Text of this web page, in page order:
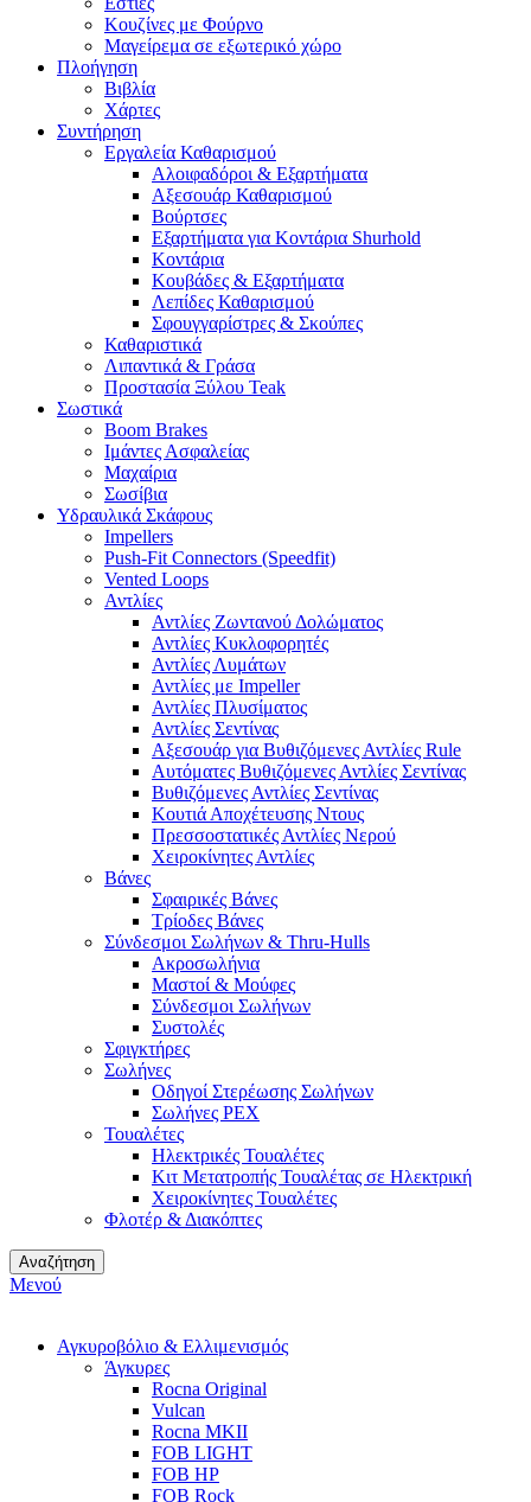
Κουζίνες με Φούρνο
Μαγείρεμα σε εξωτερικό χώρο
Πλοήγηση
Βιβλία
Χάρτες
Συντήρηση
Εργαλεία Καθαρισμού
Αλοιφαδόροι & Εξαρτήματα
Αξεσουάρ Καθαρισμού
Βούρτσες
Εξαρτήματα για Κοντάρια Shurhold
Κοντάρια
Κουβάδες & Εξαρτήματα
Λεπίδες Καθαρισμού
Σφουγγαρίστρες & Σκούπες
Καθαριστικά
Λιπαντικά & Γράσα
Προστασία Ξύλου Teak
Σωστικά
Boom Brakes
Ιμάντες Ασφαλείας
Μαχαίρια
Σωσίβια
Υδραυλικά Σκάφους
Impellers
Push-Fit Connectors (Speedfit)
Vented Loops
Αντλίες
Αντλίες Ζωντανού Δολώματος
Αντλίες Κυκλοφορητές
Αντλίες Λυμάτων
Αντλίες με Impeller
Αντλίες Πλυσίματος
Αντλίες Σεντίνας
Αξεσουάρ για Βυθιζόμενες Αντλίες Rule
Αυτόματες Βυθιζόμενες Αντλίες Σεντίνας
Βυθιζόμενες Αντλίες Σεντίνας
Κουτιά Αποχέτευσης Ντους
Πρεσσοστατικές Αντλίες Νερού
Χειροκίνητες Αντλίες
Βάνες
Σφαιρικές Βάνες
Τρίοδες Βάνες
Σύνδεσμοι Σωλήνων & Thru-Hulls
Ακροσωλήνια
Μαστοί & Μούφες
Σύνδεσμοι Σωλήνων
Συστολές
Σφιγκτήρες
Σωλήνες
Οδηγοί Στερέωσης Σωλήνων
Σωλήνες PEX
Τουαλέτες
Ηλεκτρικές Τουαλέτες
Κιτ Μετατροπής Τουαλέτας σε Ηλεκτρική
Χειροκίνητες Τουαλέτες
Φλοτέρ & Διακόπτες
Αναζήτηση
Μενού
Αγκυροβόλιο & Ελλιμενισμός
Άγκυρες
Rocna Original
Vulcan
Rocna MKII
FOB LIGHT
FOB HP
FOB Rock